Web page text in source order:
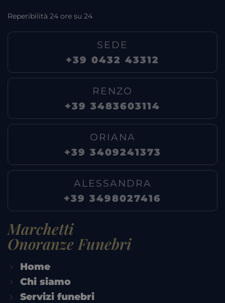
Reperibilità 24 ore su 24
SEDE
+39 0432 43312
RENZO
+39 3483603114
ORIANA
+39 3409241373
ALESSANDRA
+39 3498027416
Marchetti
Onoranze Funebri
Home
Chi siamo
Servizi funebri